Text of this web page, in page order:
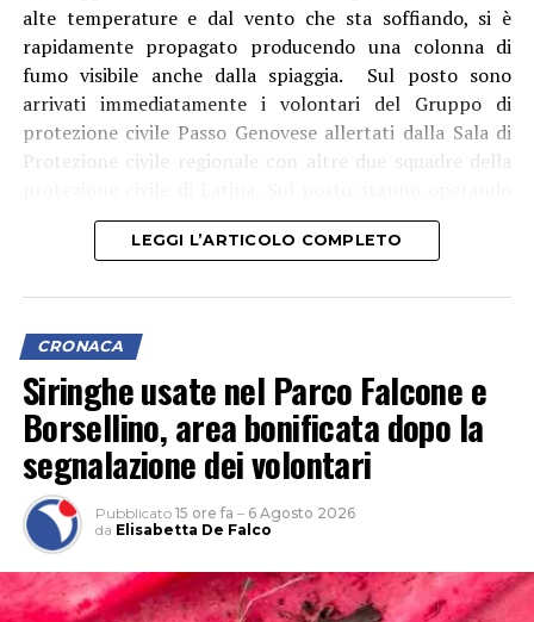
setacci utilizzati per l’estrazione chimica della sostanza
dal pellet, oltre ai residui delle lavorazioni già
effettuate.
Mentre il denaro, i beni e la droga già confezionata sono
stati immediatamente sequestrati. L’intera area della
tecnici da parte di personale specializzato dei
Carabinieri del R.I.S. di Roma, per determinare l’esatta
alte temperature e dal vento che sta soffiando, si è
rapidamente propagato producendo una colonna di
fumo visibile anche dalla spiaggia. Sul posto sono
arrivati immediatamente i volontari del Gruppo di
protezione civile Passo Genovese allertati dalla Sala di
Protezione civile regionale con altre due squadre della
anche i vigili del fuoco con un’autobotte e da poco è
arrivato l’elicottero antincendio del corpo che sta
LEGGI L’ARTICOLO COMPLETO
CRONACA
Siringhe usate nel Parco Falcone e
Borsellino, area bonificata dopo la
segnalazione dei volontari
Pubblicato 15 ore fa – 6 Agosto 2026
da Elisabetta De Falco